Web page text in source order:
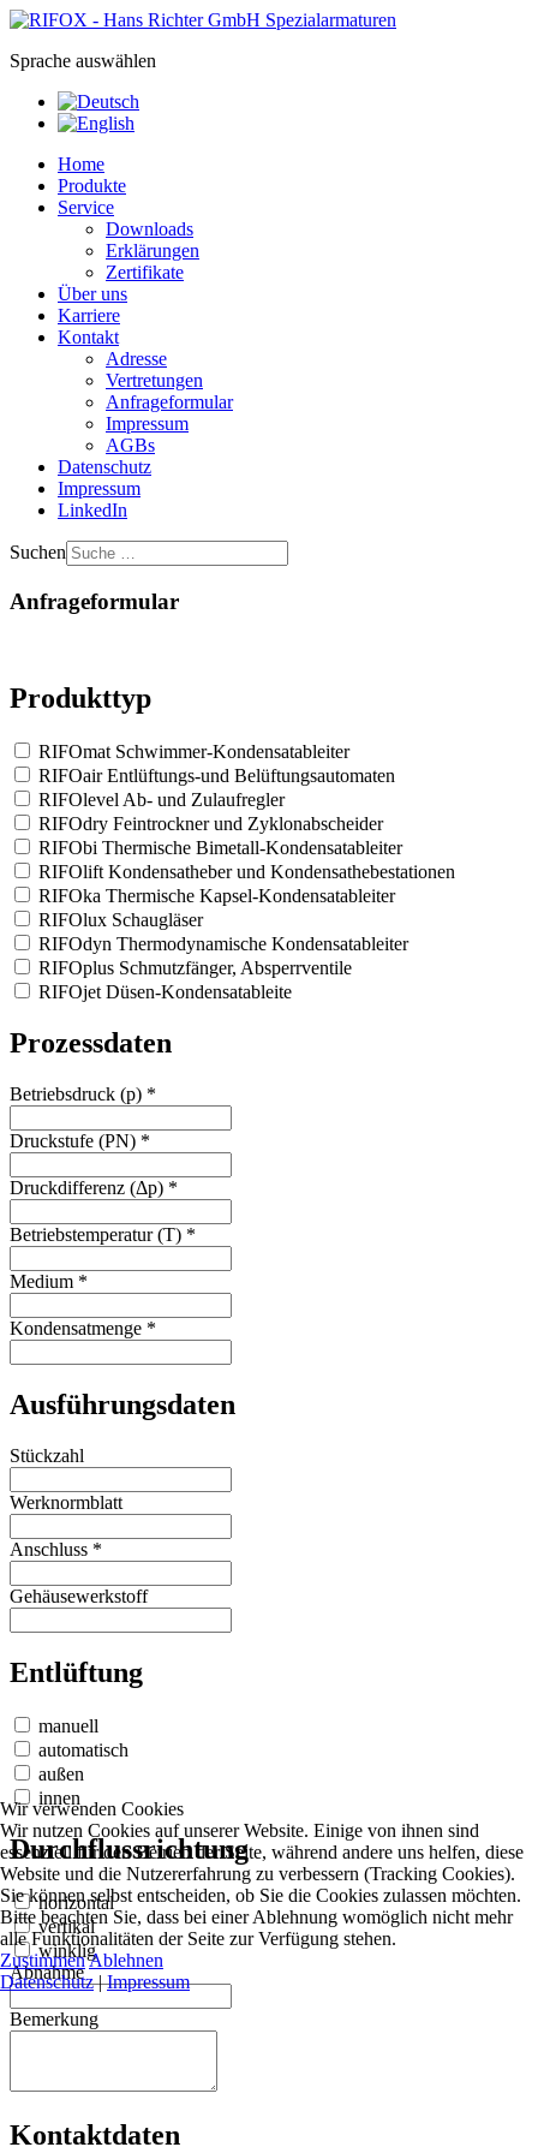
Sprache auswählen
Home
Produkte
Service
Downloads
Erklärungen
Zertifikate
Über uns
Karriere
Kontakt
Adresse
Vertretungen
Anfrageformular
Impressum
AGBs
Datenschutz
Impressum
LinkedIn
Suchen
Anfrageformular
Produkttyp
RIFOmat Schwimmer-Kondensatableiter
RIFOair Entlüftungs-und Belüftungsautomaten
RIFOlevel Ab- und Zulaufregler
RIFOdry Feintrockner und Zyklonabscheider
RIFObi Thermische Bimetall-Kondensatableiter
RIFOlift Kondensatheber und Kondensathebestationen
RIFOka Thermische Kapsel-Kondensatableiter
RIFOlux Schaugläser
RIFOdyn Thermodynamische Kondensatableiter
RIFOplus Schmutzfänger, Absperrventile
RIFOjet Düsen-Kondensatableite
Prozessdaten
Betriebsdruck (p) *
Druckstufe (PN) *
Druckdifferenz (Δp) *
Betriebstemperatur (T) *
Medium *
Kondensatmenge *
Ausführungsdaten
Stückzahl
Werknormblatt
Anschluss *
Gehäusewerkstoff
Entlüftung
manuell
automatisch
außen
innen
Durchflussrichtung
horizontal
vertikal
winklig
Abnahme
Bemerkung
Kontaktdaten
Wir verwenden Cookies
Wir nutzen Cookies auf unserer Website. Einige von ihnen sind
essenziell für den Betrieb der Seite, während andere uns helfen, diese
Website und die Nutzererfahrung zu verbessern (Tracking Cookies).
Sie können selbst entscheiden, ob Sie die Cookies zulassen möchten.
Bitte beachten Sie, dass bei einer Ablehnung womöglich nicht mehr
alle Funktionalitäten der Seite zur Verfügung stehen.
ZustimmenAblehnen
Datenschutz|Impressum